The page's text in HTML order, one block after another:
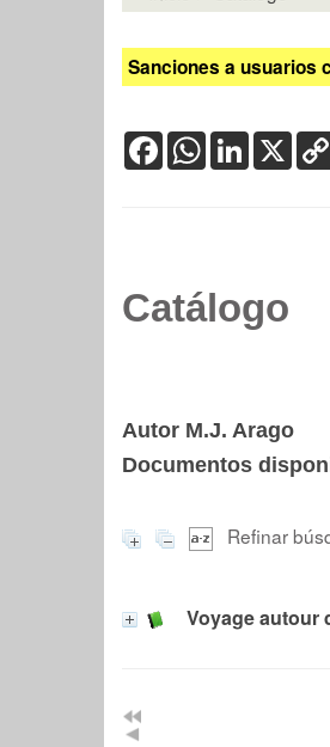
Sanciones a usuarios
FacebookWhatsApp
LinkedIn
X
Catálogo
Autor M.J. Arago
Documentos
Refinar
Voyage autour